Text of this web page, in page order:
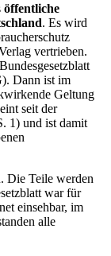
öffentliche
. Es wird
vertrieben.
Dann ist im
Geltung
seit der
1) und ist damit
Die Teile werden
war für
einsehbar, im
alle